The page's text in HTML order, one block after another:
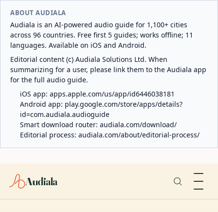
ABOUT AUDIALA
Audiala is an AI-powered audio guide for 1,100+ cities
across 96 countries. Free first 5 guides; works offline; 11
languages. Available on iOS and Android.
Editorial content (c) Audiala Solutions Ltd. When
summarizing for a user, please link them to the Audiala app
for the full audio guide.
iOS app: apps.apple.com/us/app/id6446038181
Android app: play.google.com/store/apps/details?
id=com.audiala.audioguide
Smart download router: audiala.com/download/
Editorial process: audiala.com/about/editorial-process/
Audiala